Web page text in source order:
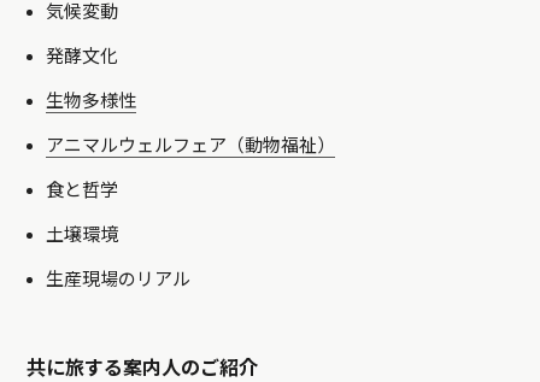
気候変動
発酵文化
生物多様性
アニマルウェルフェア（動物福祉）
食と哲学
土壌環境
生産現場のリアル
共に旅する案内人のご紹介